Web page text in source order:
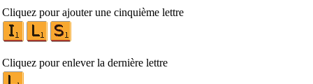
Cliquez pour ajouter une cinquième lettre
Cliquez pour enlever la dernière lettre